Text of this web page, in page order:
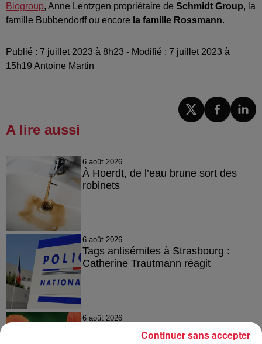
Biogroup, Anne Lentzgen propriétaire de Schmidt Group, la
famille Bubbendorff ou encore la famille Rossmann.
Publié : 7 juillet 2023 à 8h23 - Modifié : 7 juillet 2023 à
15h19 Antoine Martin
A lire aussi
6 août 2026
À Hoerdt, de l’eau brune sort des
robinets
6 août 2026
Tags antisémites à Strasbourg :
Catherine Trautmann réagit
6 août 2026
Au zoo de Mulhouse : rencontre
avec les flamants rouges
Continuer sans accepter